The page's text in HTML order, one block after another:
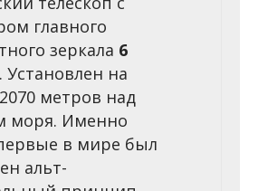
главного
зеркала 6
. Установлен на
метров над
моря. Именно
в мире был
альт-